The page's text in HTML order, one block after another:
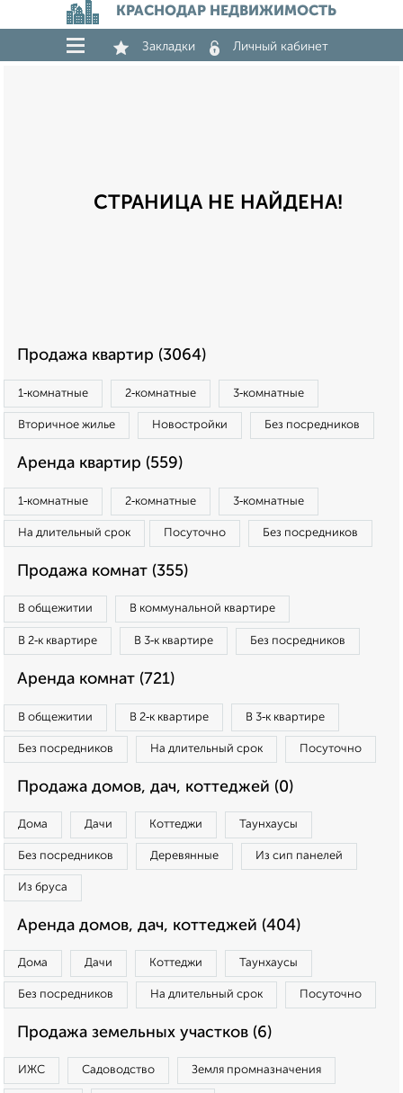
КРАСНОДАР НЕДВИЖИМОСТЬ
Закладки Личный кабинет
СТРАНИЦА НЕ НАЙДЕНА!
Продажа квартир (3064)
1‑комнатные 2‑комнатные 3‑комнатные
Вторичное жилье Новостройки Без посредников
Аренда квартир (559)
1‑комнатные 2‑комнатные 3‑комнатные
На длительный срок Посуточно Без посредников
Продажа комнат (355)
В общежитии В коммунальной квартире
В 2‑к квартире В 3‑к квартире Без посредников
Аренда комнат (721)
В общежитии В 2‑к квартире В 3‑к квартире
Без посредников На длительный срок Посуточно
Продажа домов, дач, коттеджей (0)
Дома Дачи Коттеджи Таунхаусы
Без посредников Деревянные Из сип панелей
Из бруса
Аренда домов, дач, коттеджей (404)
Дома Дачи Коттеджи Таунхаусы
Без посредников На длительный срок Посуточно
Продажа земельных участков (6)
ИЖС Садоводство Земля промназначения